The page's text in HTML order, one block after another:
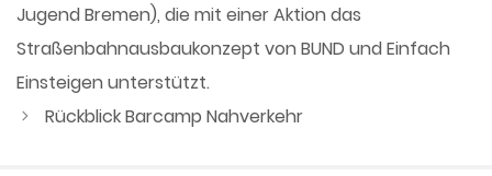
Jugend Bremen), die mit einer Aktion das
Straßenbahnausbaukonzept von BUND und Einfach
Einsteigen unterstützt.
Rückblick Barcamp Nahverkehr